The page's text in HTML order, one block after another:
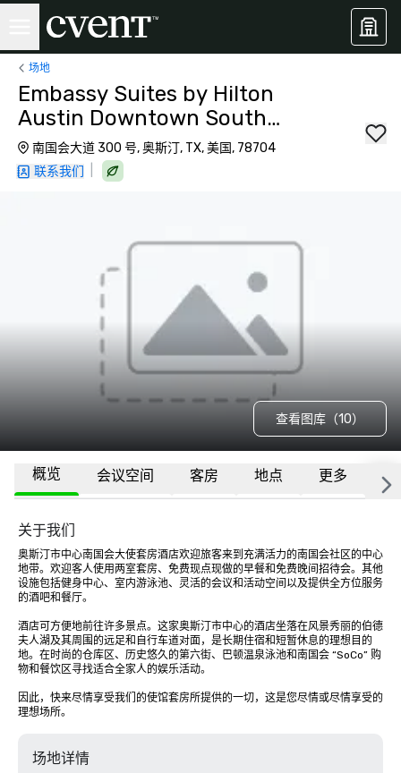
场地
Embassy Suites by Hilton
Austin Downtown South
Congress
南国会大道 300 号, 奥斯汀, TX, 美国, 78704
联系我们
查看图库（10）
概览 会议空间 客房 地点 更多 常
关于我们
奥斯汀市中心南国会大使套房酒店欢迎旅客来到充满活力的南国会社区的中心
地带。欢迎客人使用两室套房、免费现点现做的早餐和免费晚间招待会。其他
设施包括健身中心、室内游泳池、灵活的会议和活动空间以及提供全方位服务
的酒吧和餐厅。
酒店可方便地前往许多景点。这家奥斯汀市中心的酒店坐落在风景秀丽的伯德
夫人湖及其周围的远足和自行车道对面，是长期住宿和短暂休息的理想目的
地。在时尚的仓库区、历史悠久的第六街、巴顿温泉泳池和南国会 “SoCo” 购
物和餐饮区寻找适合全家人的娱乐活动。
因此，快来尽情享受我们的使馆套房所提供的一切，这是您尽情或尽情享受的
理想场所。
场地详情